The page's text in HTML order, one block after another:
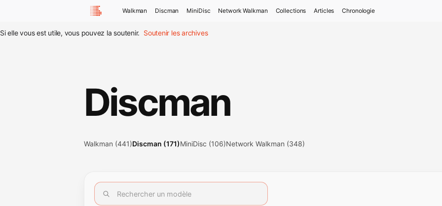
Walkman Discman MiniDisc Network Walkman Collections Articles Chronologie
Si elle vous est utile, vous pouvez la soutenir. Soutenir les archives
Discman
Walkman (441)Discman (171)MiniDisc (106)Network Walkman (348)